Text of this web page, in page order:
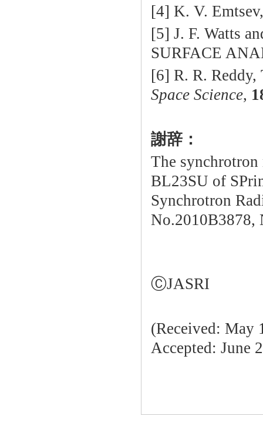
[4] K. V.
[5] J. F. Watts
SURFACE
[6] R. R.
Space Science,
謝辞：
The synchrotron
BL23SU of
Synchrotron
No.2010B3878,
ⒸJASRI
(Received: May
Accepted: June